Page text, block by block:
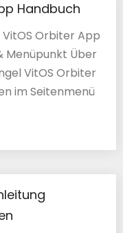
Handbuch
VitOS Orbiter App
Menüpunkt Über
VitOS Orbiter
im Seitenmenü